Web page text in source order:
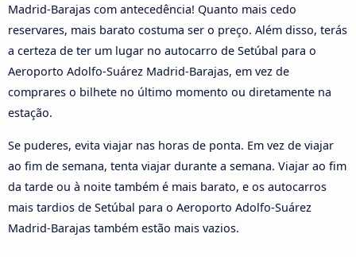
Madrid-Barajas com antecedência! Quanto mais cedo
reservares, mais barato costuma ser o preço. Além disso, terás
a certeza de ter um lugar no autocarro de Setúbal para o
Aeroporto Adolfo-Suárez Madrid-Barajas, em vez de
comprares o bilhete no último momento ou diretamente na
estação.
Se puderes, evita viajar nas horas de ponta. Em vez de viajar
ao fim de semana, tenta viajar durante a semana. Viajar ao fim
da tarde ou à noite também é mais barato, e os autocarros
mais tardios de Setúbal para o Aeroporto Adolfo-Suárez
Madrid-Barajas também estão mais vazios.